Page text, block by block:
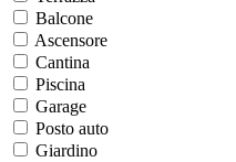
Balcone
Ascensore
Cantina
Piscina
Garage
Posto auto
Giardino